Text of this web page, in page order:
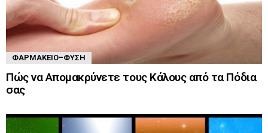
ΦΑΡΜΑΚΕΊΟ-ΦΎΣΗ
Πώς να Απομακρύνετε τους Κάλους από τα Πόδια
σας